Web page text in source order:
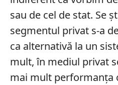
sau de cel de stat. Se
segmentul privat s-a
ca alternativă la un
mult, în mediul privat
mai mult performanța